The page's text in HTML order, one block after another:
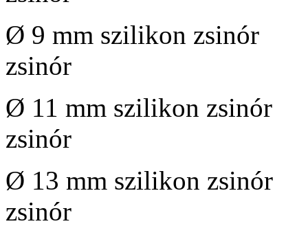
Ø 9 mm szilikon
zsinór
Ø 11 mm szilikon
zsinór
Ø 13 mm szilikon
zsinór